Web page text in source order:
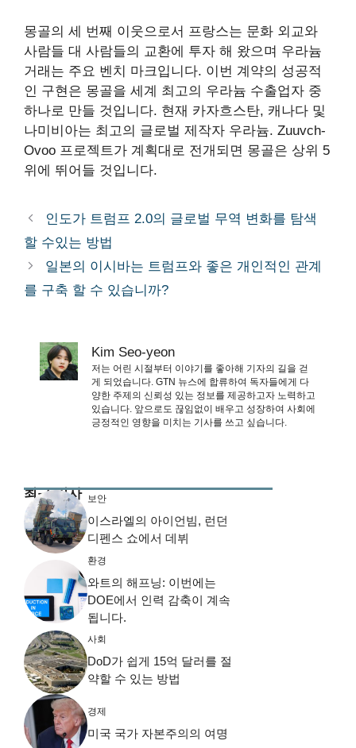
몽골의 세 번째 이웃으로서 프랑스는 문화 외교와
사람들 대 사람들의 교환에 투자 해 왔으며 우라늄
거래는 주요 벤치 마크입니다. 이번 계약의 성공적
인 구현은 몽골을 세계 최고의 우라늄 수출업자 중
하나로 만들 것입니다. 현재 카자흐스탄, 캐나다 및
나미비아는 최고의 글로벌 제작자 우라늄. Zuuvch-
Ovoo 프로젝트가 계획대로 전개되면 몽골은 상위 5
위에 뛰어들 것입니다.
인도가 트럼프 2.0의 글로벌 무역 변화를 탐색
할 수있는 방법
일본의 이시바는 트럼프와 좋은 개인적인 관계
를 구축 할 수 있습니까?
Kim Seo-yeon
저는 어린 시절부터 이야기를 좋아해 기자의 길을 걷
게 되었습니다. GTN 뉴스에 합류하여 독자들에게 다
양한 주제의 신뢰성 있는 정보를 제공하고자 노력하고
있습니다. 앞으로도 끊임없이 배우고 성장하여 사회에
긍정적인 영향을 미치는 기사를 쓰고 싶습니다.
최근 기사 보안
이스라엘의 아이언빔, 런던
디펜스 쇼에서 데뷔
환경
와트의 해프닝: 이번에는
DOE에서 인력 감축이 계속
됩니다.
사회
DoD가 쉽게 15억 달러를 절
약할 수 있는 방법
경제
미국 국가 자본주의의 여명